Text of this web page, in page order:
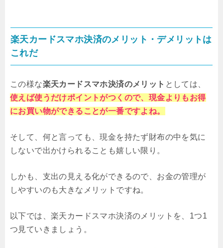
楽天カードスマホ決済のメリット・デメリットは
これだ
この様な楽天カードスマホ決済のメリット としては、
使えば使うだけポイントがつくので、現金よりもお得
にお買い物ができることが一番ですよね。
そして、何と言っても、現金を持たず財布の中を気に
しないで出かけられることも嬉しい限り。
しかも、支出の見える化ができるので、お金の管理が
しやすいのも大きなメリットですね。
以下では、楽天カードスマホ決済のメリットを、1つ1
つ見ていきましょう。